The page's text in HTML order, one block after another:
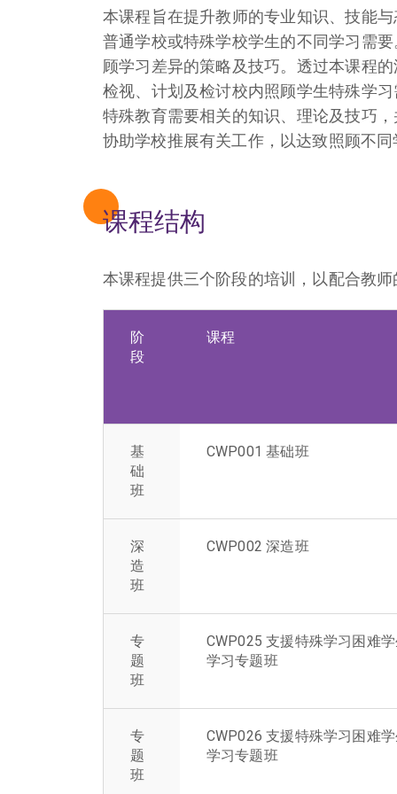
本课程旨在提升教师的专业知识、技能
普通学校或特殊学校学生的不同学习需
顾学习差异的策略及技巧。透过本课程
检视、计划及检讨校内照顾学生特殊学
特殊教育需要相关的知识、理论及技巧
协助学校推展有关工作，以达致照顾不
课程结构
本课程提供三个阶段的培训，以配合教
阶
段
课程
基
础
班
CWP001 基础班
深
造
班
CWP002 深造班
专
题
班
CWP025 支援特殊学习困难
学习专题班
专
题
班
CWP026 支援特殊学习困难
学习专题班